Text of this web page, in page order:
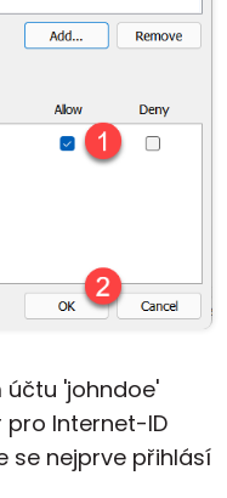
účtu 'johndoe'
pro Internet-ID
se nejprve přihlásí